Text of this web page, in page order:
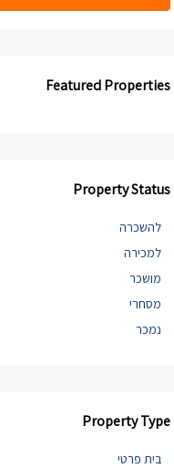
Featured Properties
Property Status
להשכרה
למכירה
מושכר
מסחרי
נמכר
Property Type
בית פרטי